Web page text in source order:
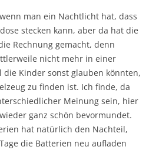
man ein Nachtlicht hat, dass
stecken kann, aber da hat die
Rechnung gemacht, denn
nicht mehr in einer
die Kinder sonst glauben könnten,
zu finden ist. Ich finde, da
Meinung sein, hier
ganz schön bevormundet.
hat natürlich den Nachteil,
die Batterien neu aufladen